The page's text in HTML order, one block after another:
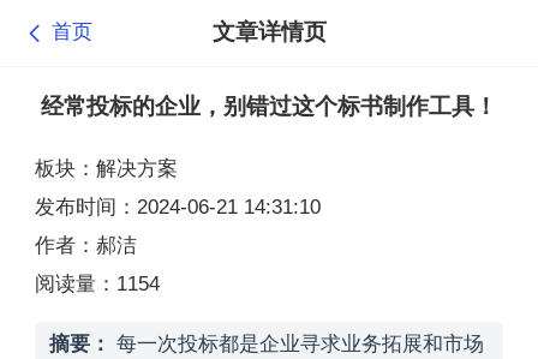
首页 文章详情页
经常投标的企业，别错过这个标书制作工具！
板块：解决方案
发布时间：2024-06-21 14:31:10
作者：郝洁
阅读量：1154
摘要： 每一次投标都是企业寻求业务拓展和市场